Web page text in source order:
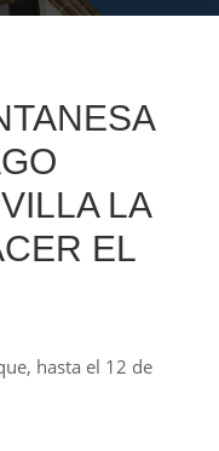
LA
EL
hasta el 12 de